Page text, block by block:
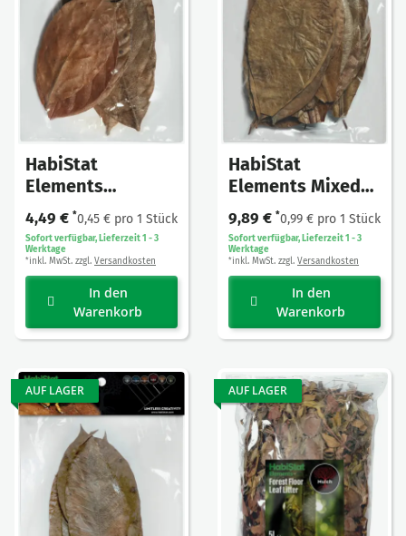
HabiStat
Elements
Jackfruit Leaves,
10 Stück
4,49 € *0,45 € pro 1 Stück
Sofort verfügbar, Lieferzeit 1 - 3
Werktage
*inkl. MwSt. zzgl. Versandkosten
In den
Warenkorb
HabiStat
Elements Mixed
Leaves, 30 Stück
9,89 € *0,99 € pro 1 Stück
Sofort verfügbar, Lieferzeit 1 - 3
Werktage
*inkl. MwSt. zzgl. Versandkosten
In den
Warenkorb
AUF LAGER AUF LAGER